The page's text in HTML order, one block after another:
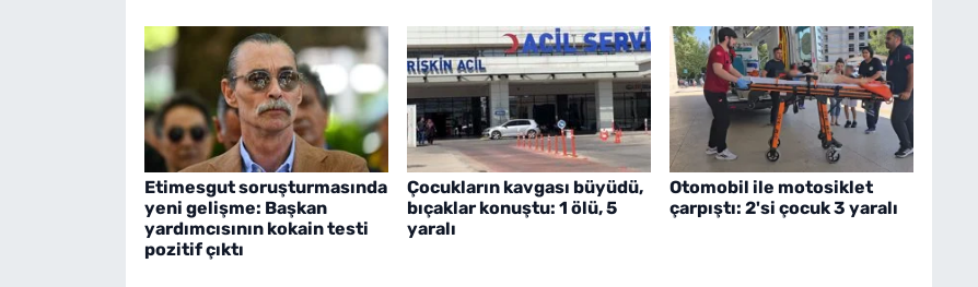
Etimesgut soruşturmasında
yeni gelişme: Başkan
yardımcısının kokain testi
pozitif çıktı
Çocukların kavgası büyüdü,
bıçaklar konuştu: 1 ölü, 5
yaralı
Otomobil ile motosiklet
çarpıştı: 2'si çocuk 3 yaralı